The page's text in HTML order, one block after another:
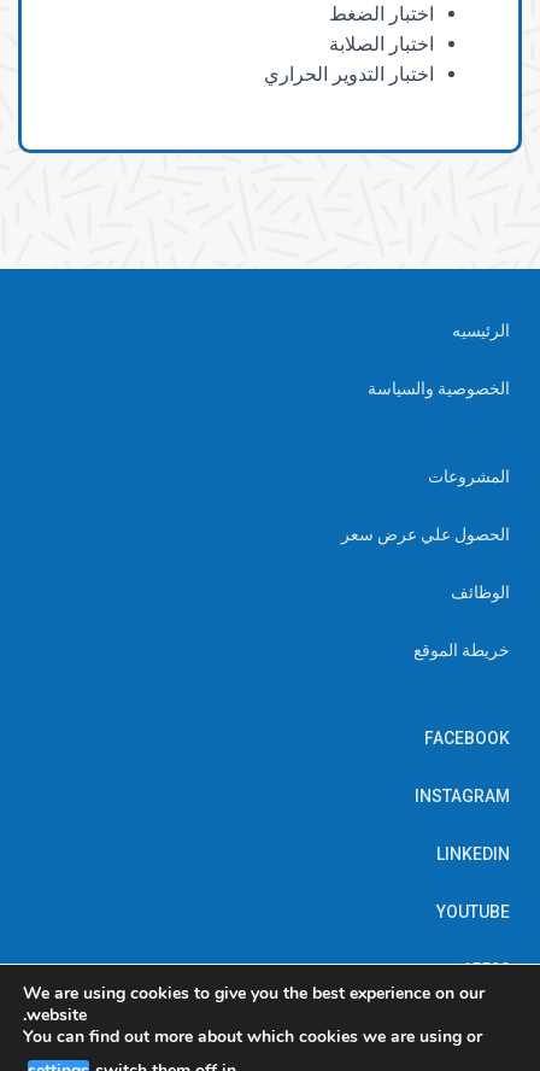
اختبار الضغط
اختبار الصلابة
اختبار التدوير الحراري
الرئيسيه
الخصوصية والسياسة
المشروعات
الحصول علي عرض سعر
الوظائف
خريطة الموقع
FACEBOOK
INSTAGRAM
LINKEDIN
YOUTUBE
15520
We are using cookies to give you the best experience on our
website.
You can find out more about which cookies we are using or